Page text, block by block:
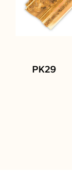
PK29